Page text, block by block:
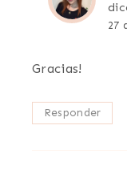
27
Gracias!
Responder